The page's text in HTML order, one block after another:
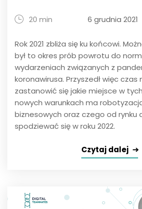
20 min 6 grudnia 2021
Rok 2021 zbliża się ku końcowi.
był to okres prób powrotu do
wydarzeniach związanych z
koronawirusa. Przyszedł więc czas
zastanowić się jakie miejsce w
nowych warunkach ma
biznesowych oraz czego od rynku
spodziewać się w roku 2022.
Czytaj dalej